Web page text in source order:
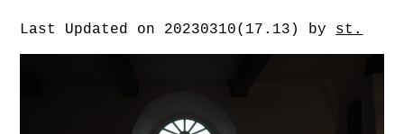
Last Updated on 20230310(17.13) by st.